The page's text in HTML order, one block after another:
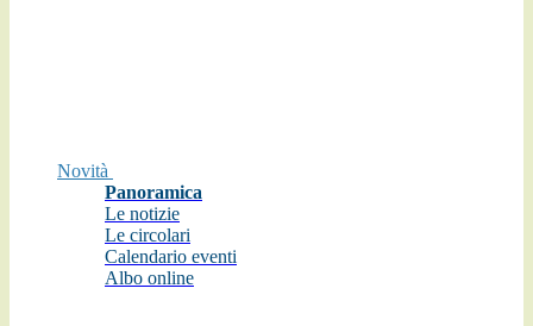
Novità
Panoramica
Le notizie
Le circolari
Calendario eventi
Albo online